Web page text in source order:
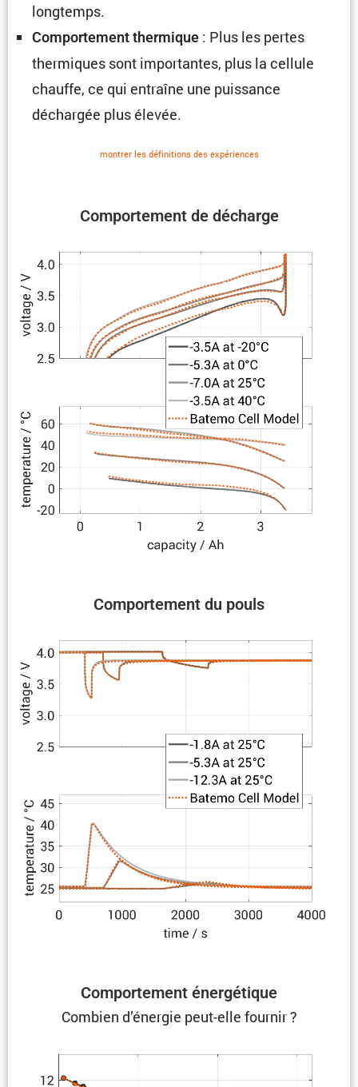
Compor­te­ment de décharge
longtemps.
Compor­te­ment thermique : Plus les pertes
thermiques sont impor­tantes, plus la cellule
chauffe, ce qui entraîne une puissance
déchargée plus élevée.
Compor­te­ment du pouls
montrer les défini­tions des expériences
Compor­te­ment énergétique
Combien d’énergie peut-elle fournir ?